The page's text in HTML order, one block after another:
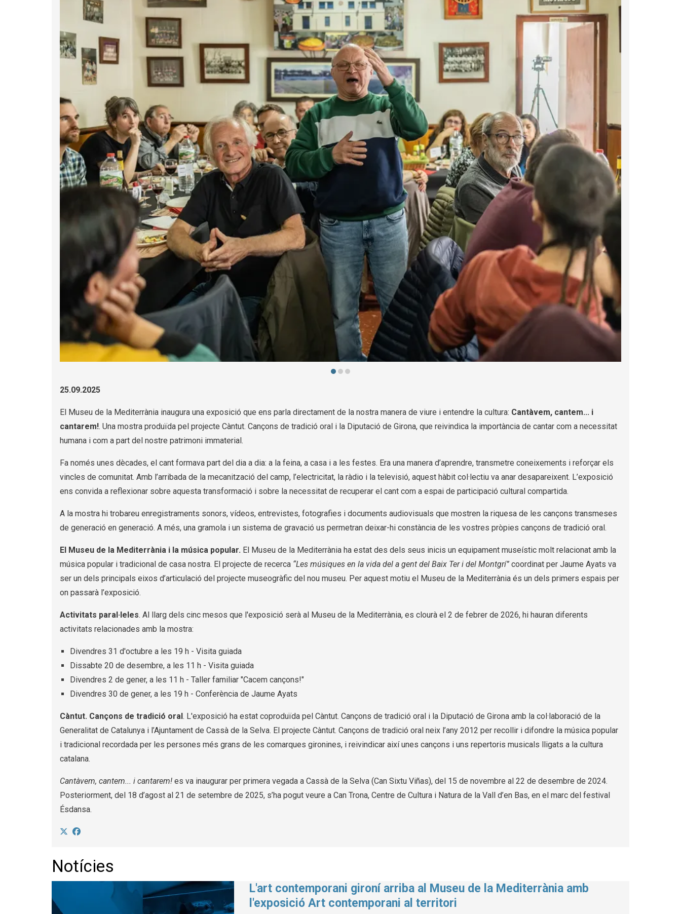
25.09.2025
El Museu de la Mediterrània inaugura una exposició que ens parla directament de la nostra manera de viure i entendre la cultura: Cantàvem, cantem... i
cantarem!. Una mostra produïda pel projecte Càntut. Cançons de tradició oral i la Diputació de Girona, que reivindica la importància de cantar com a necessitat
humana i com a part del nostre patrimoni immaterial.
Fa només unes dècades, el cant formava part del dia a dia: a la feina, a casa i a les festes. Era una manera d’aprendre, transmetre coneixements i reforçar els
vincles de comunitat. Amb l’arribada de la mecanització del camp, l’electricitat, la ràdio i la televisió, aquest hàbit col·lectiu va anar desapareixent. L’exposició
ens convida a reflexionar sobre aquesta transformació i sobre la necessitat de recuperar el cant com a espai de participació cultural compartida.
A la mostra hi trobareu enregistraments sonors, vídeos, entrevistes, fotografies i documents audiovisuals que mostren la riquesa de les cançons transmeses
de generació en generació. A més, una gramola i un sistema de gravació us permetran deixar-hi constància de les vostres pròpies cançons de tradició oral.
El Museu de la Mediterrània i la música popular. El Museu de la Mediterrània ha estat des dels seus inicis un equipament museístic molt relacionat amb la
música popular i tradicional de casa nostra. El projecte de recerca “Les músiques en la vida del a gent del Baix Ter i del Montgrí” coordinat per Jaume Ayats va
ser un dels principals eixos d’articulació del projecte museogràfic del nou museu. Per aquest motiu el Museu de la Mediterrània és un dels primers espais per
on passarà l’exposició.
Activitats paral·leles. Al llarg dels cinc mesos que l'exposició serà al Museu de la Mediterrània, es clourà el 2 de febrer de 2026, hi hauran diferents
activitats relacionades amb la mostra:
Divendres 31 d'octubre a les 19 h - Visita guiada
Dissabte 20 de desembre, a les 11 h - Visita guiada
Divendres 2 de gener, a les 11 h - Taller familiar "Cacem cançons!"
Divendres 30 de gener, a les 19 h - Conferència de Jaume Ayats
Càntut. Cançons de tradició oral. L'exposició ha estat coproduïda pel Càntut. Cançons de tradició oral i la Diputació de Girona amb la col·laboració de la
Generalitat de Catalunya i l’Ajuntament de Cassà de la Selva. El projecte Càntut. Cançons de tradició oral neix l’any 2012 per recollir i difondre la música popular
i tradicional recordada per les persones més grans de les comarques gironines, i reivindicar així unes cançons i uns repertoris musicals lligats a la cultura
catalana.
Cantàvem, cantem... i cantarem! es va inaugurar per primera vegada a Cassà de la Selva (Can Sixtu Viñas), del 15 de novembre al 22 de desembre de 2024.
Posteriorment, del 18 d’agost al 21 de setembre de 2025, s’ha pogut veure a Can Trona, Centre de Cultura i Natura de la Vall d’en Bas, en el marc del festival
Ésdansa.
Notícies
L'art contemporani gironí arriba al Museu de la Mediterrània amb
l'exposició Art contemporani al territori